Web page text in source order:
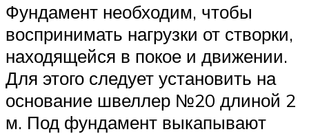
Фундамент необходим, чтобы
воспринимать нагрузки от створки,
находящейся в покое и движении.
Для этого следует установить на
основание швеллер №20 длиной 2
м. Под фундамент выкапывают